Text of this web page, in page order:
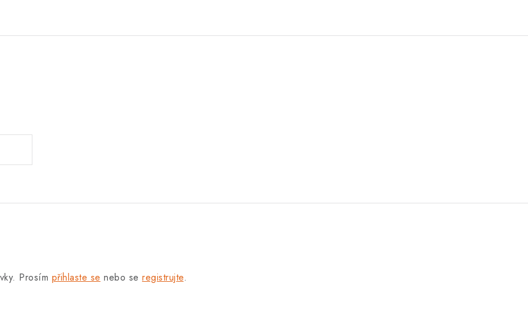
Prosím přihlaste se nebo se registrujte.